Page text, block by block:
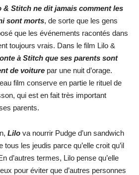
& Stitch ne dit jamais comment les
sont morts, de sorte que les gens
que les événements racontés dans
toujours vrais. Dans le film Lilo &
à Stitch que ses parents sont
de voiture par une nuit d’orage.
film conserve en partie le rituel de
qui est en fait très important
parents.
Lilo va nourrir Pudge d’un sandwich
les jeudis parce qu’elle croit qu’il
d’autres termes, Lilo pense qu’elle
pour éviter que d’autres personnes